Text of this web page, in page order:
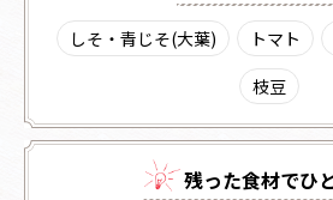
しそ・青じそ(大葉) トマト
枝豆
残った⾷材でひ